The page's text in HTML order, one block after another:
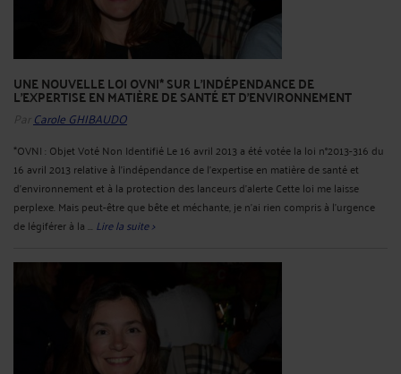
UNE NOUVELLE LOI OVNI* SUR L'INDÉPENDANCE DE
L'EXPERTISE EN MATIÈRE DE SANTÉ ET D'ENVIRONNEMENT
Par Carole GHIBAUDO
*OVNI : Objet Voté Non Identifié Le 16 avril 2013 a été votée la loi n°2013-316 du
16 avril 2013 relative à l'indépendance de l'expertise en matière de santé et
d'environnement et à la protection des lanceurs d'alerte Cette loi me laisse
perplexe. Mais peut-être que bête et méchante, je n'ai rien compris à l'urgence
de légiférer à la ... Lire la suite >